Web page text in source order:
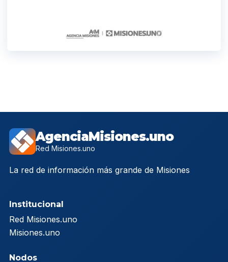
AgenciaMisiones.uno
Red Misiones.uno
La red de información más grande de Misiones
Institucional
Red Misiones.uno
Misiones.uno
Nodos